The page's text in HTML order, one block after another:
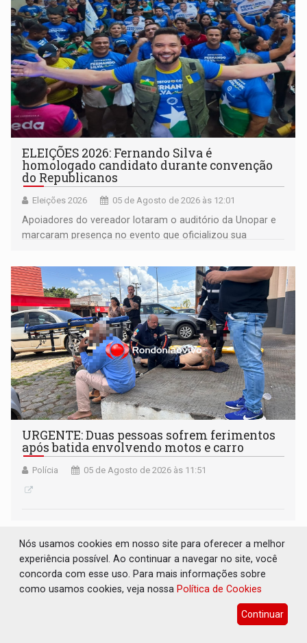
ELEIÇÕES 2026: Fernando Silva é
homologado candidato durante convenção
do Republicanos
Eleições 2026 05 de Agosto de 2026 às 12:01
Apoiadores do vereador lotaram o auditório da Unopar e
marcaram presença no evento que oficializou sua
URGENTE: Duas pessoas sofrem ferimentos
após batida envolvendo motos e carro
Polícia 05 de Agosto de 2026 às 11:51
Nós usamos cookies em nosso site para oferecer a melhor
experiência possível. Ao continuar a navegar no site, você
concorda com esse uso. Para mais informações sobre
como usamos cookies, veja nossa Política de Cookies
Continuar